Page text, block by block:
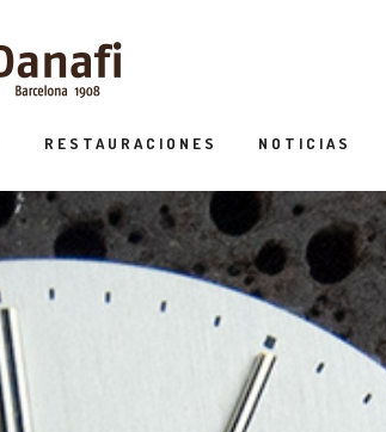
RESTAURACIONES NOTICIAS